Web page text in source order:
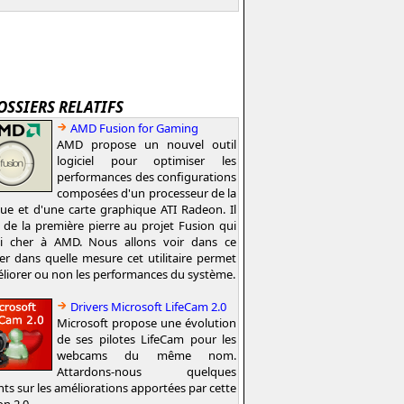
RELATIFS
AMD Fusion for Gaming
AMD propose un nouvel outil
logiciel pour optimiser les
performances des configurations
composées d'un processeur de la
et d'une carte graphique ATI Radeon. Il
de la première pierre au projet Fusion qui
cher à AMD. Nous allons voir dans ce
dans quelle mesure cet utilitaire permet
ou non les performances du système.
Drivers Microsoft LifeCam 2.0
Microsoft propose une évolution
de ses pilotes LifeCam pour les
webcams du même nom.
Attardons-nous quelques
sur les améliorations apportées par cette